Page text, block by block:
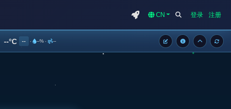
CN 登录 注册
--°C -- · --% · --